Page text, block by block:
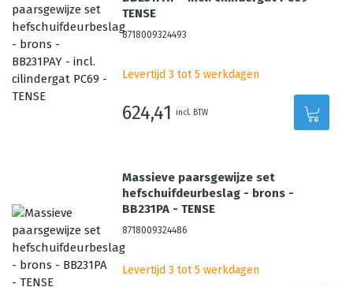
TENSE
8718009324493
Levertijd 3 tot 5 werkdagen
624,41 incl. BTW
Massieve paarsgewijze set
hefschuifdeurbeslag - brons -
BB231PA - TENSE
8718009324486
Levertijd 3 tot 5 werkdagen